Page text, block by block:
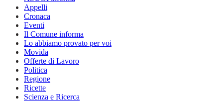
Appelli
Cronaca
Eventi
Il Comune informa
Lo abbiamo provato per voi
Movida
Offerte di Lavoro
Politica
Regione
Ricette
Scienza e Ricerca